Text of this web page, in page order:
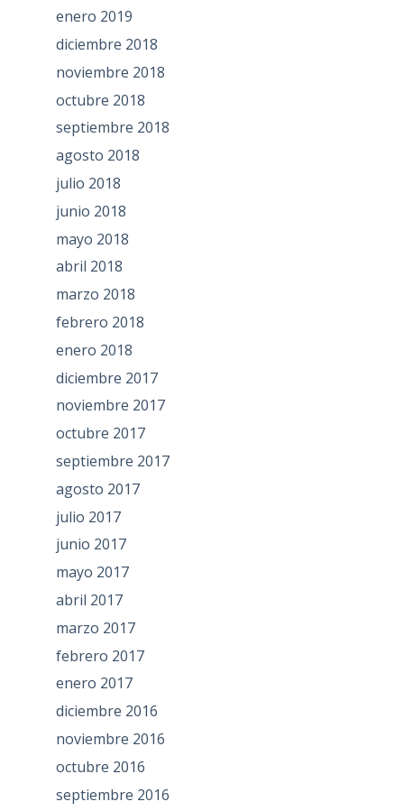
enero 2019
diciembre 2018
noviembre 2018
octubre 2018
septiembre 2018
agosto 2018
julio 2018
junio 2018
mayo 2018
abril 2018
marzo 2018
febrero 2018
enero 2018
diciembre 2017
noviembre 2017
octubre 2017
septiembre 2017
agosto 2017
julio 2017
junio 2017
mayo 2017
abril 2017
marzo 2017
febrero 2017
enero 2017
diciembre 2016
noviembre 2016
octubre 2016
septiembre 2016